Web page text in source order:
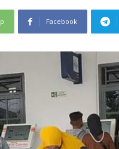
Facebook